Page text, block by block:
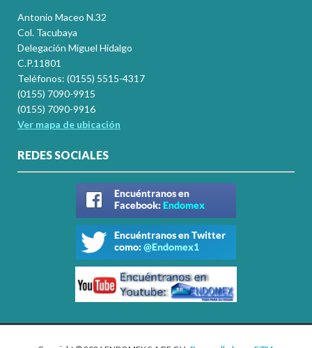
Antonio Maceo N.32
Col. Tacubaya
Delegación Miguel Hidalgo
C.P.11801
Teléfonos: (0155) 5515-4317
(0155) 7090-9915
(0155) 7090-9916
Ver mapa de ubicación
REDES SOCIALES